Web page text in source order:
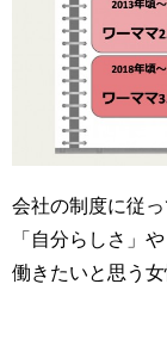
会社の制度に従っ
「自分らしさ」
働きたいと思う